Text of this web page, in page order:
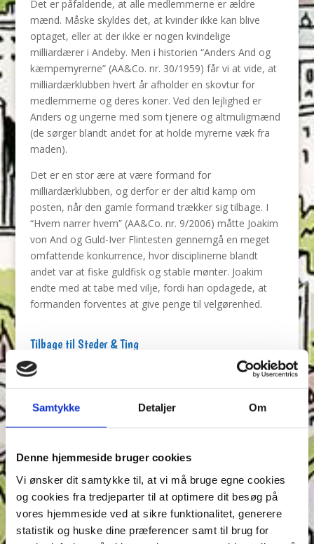
Samtykke Detaljer Om
Denne hjemmeside bruger cookies
Vi ønsker dit samtykke til, at vi må bruge egne cookies
og cookies fra tredjeparter til at optimere dit besøg på
vores hjemmeside ved at sikre funktionalitet, generere
statistik og huske dine præferencer samt til brug for
Det er påfaldende, at alle medlemmerne er ældre
mænd. Måske skyldes det, at kvinder ikke kan blive
optaget, eller at der ikke er nogen kvindelige
milliardærer i Andeby. Men i historien “Anders And og
kæmpemyrerne” (AA&Co. nr. 30/1959) får vi at vide, at
milliardærklubben hvert år afholder en skovtur for
medlemmerne og deres koner. Ved den lejlighed er
Anders og ungerne med som tjenere og altmuligmænd
(de sørger blandt andet for at holde myrerne væk fra
maden).
Det er en stor ære at være formand for
milliardærklubben, og derfor er der altid kamp om
posten, når den gamle formand trækker sig tilbage. I
“Hvem narrer hvem” (AA&Co. nr. 9/2006) måtte Joakim
von And og Guld-Iver Flintesten gennemgå en meget
omfattende konkurrence, hvor disciplinerne blandt
andet var at fiske guldfisk og stable mønter. Joakim
endte med at tabe med vilje, fordi han opdagede, at
formanden forventes at give penge til velgørenhed.
Tilbage til Steder & Ting
Annonce